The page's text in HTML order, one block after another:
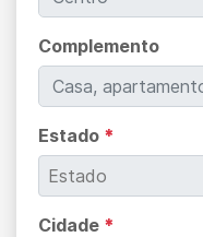
Complemento
Estado *
Estado
Cidade *